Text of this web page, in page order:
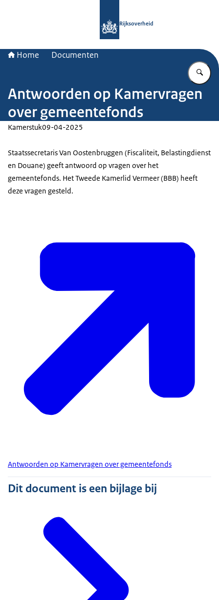
Rijksoverheid
Home Documenten
Antwoorden op Kamervragen
over gemeentefonds
Kamerstuk09-04-2025
Staatssecretaris Van Oostenbruggen (Fiscaliteit, Belastingdienst
en Douane) geeft antwoord op vragen over het
gemeentefonds. Het Tweede Kamerlid Vermeer (BBB) heeft
deze vragen gesteld.
Antwoorden op Kamervragen over gemeentefonds
Dit document is een bijlage bij